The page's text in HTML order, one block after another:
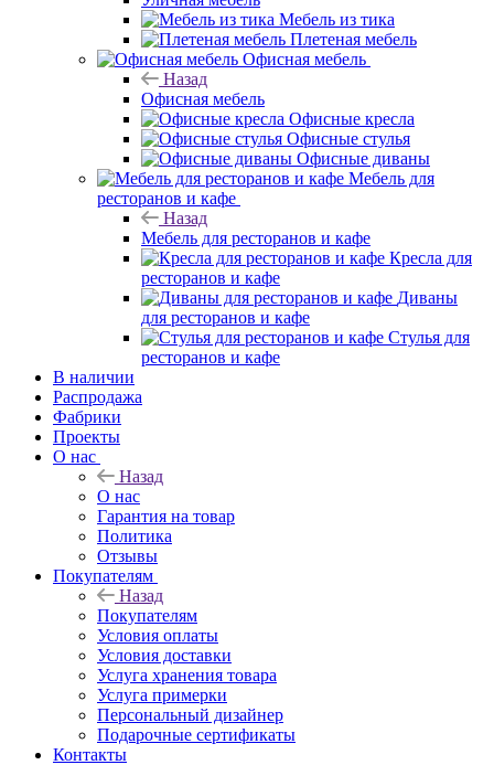
Мебель из тика
Плетеная мебель
Офисная мебель
Назад
Офисная мебель
Офисные кресла
Офисные стулья
Офисные диваны
Мебель для
ресторанов и кафе
Назад
Мебель для ресторанов и кафе
Кресла для
ресторанов и кафе
Диваны
для ресторанов и кафе
Стулья для
ресторанов и кафе
В наличии
Распродажа
Фабрики
Проекты
О нас
Назад
О нас
Гарантия на товар
Политика
Отзывы
Покупателям
Назад
Покупателям
Условия оплаты
Условия доставки
Услуга хранения товара
Услуга примерки
Персональный дизайнер
Подарочные сертификаты
Контакты